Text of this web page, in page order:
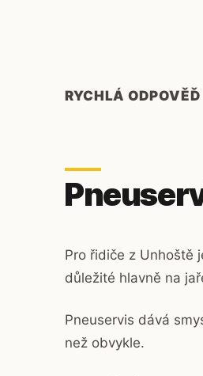
RYCHLÁ ODPOVĚĎ
Pro řidiče z Unhoště
důležité hlavně na
Pneuservis dává
než obvykle.